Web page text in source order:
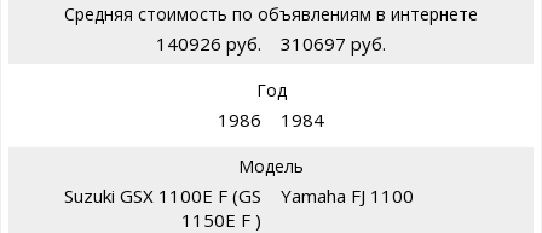
Средняя стоимость по объявлениям в интернете
140926 руб. 310697 руб.
Год
1986 1984
Модель
Suzuki GSX 1100E F (GS
1150E F )
Yamaha FJ 1100